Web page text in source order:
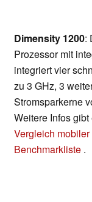
Dimensity 1200:
Prozessor mit
integriert vier
zu 3 GHz, 3
Stromsparkerne
Weitere Infos
Vergleich
Benchmarkliste .